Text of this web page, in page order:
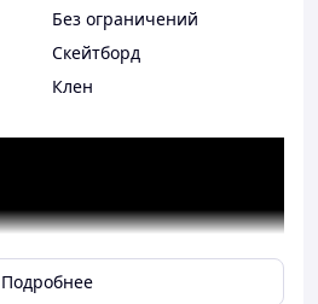
Без ограничений
Скейтборд
Клен
Подробнее